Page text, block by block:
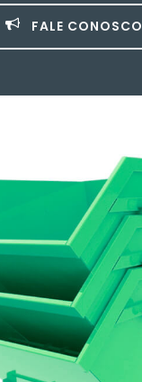
FALE CONOSCO